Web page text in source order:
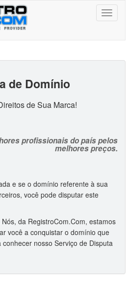
Toggle
de Domínio
de Sua Marca!
profissionais do país pelos
melhores preços.
e se o domínio referente à sua
você pode disputar este
da RegistroCom.Com, estamos
você a conquistar o domínio que
nosso Serviço de Disputa